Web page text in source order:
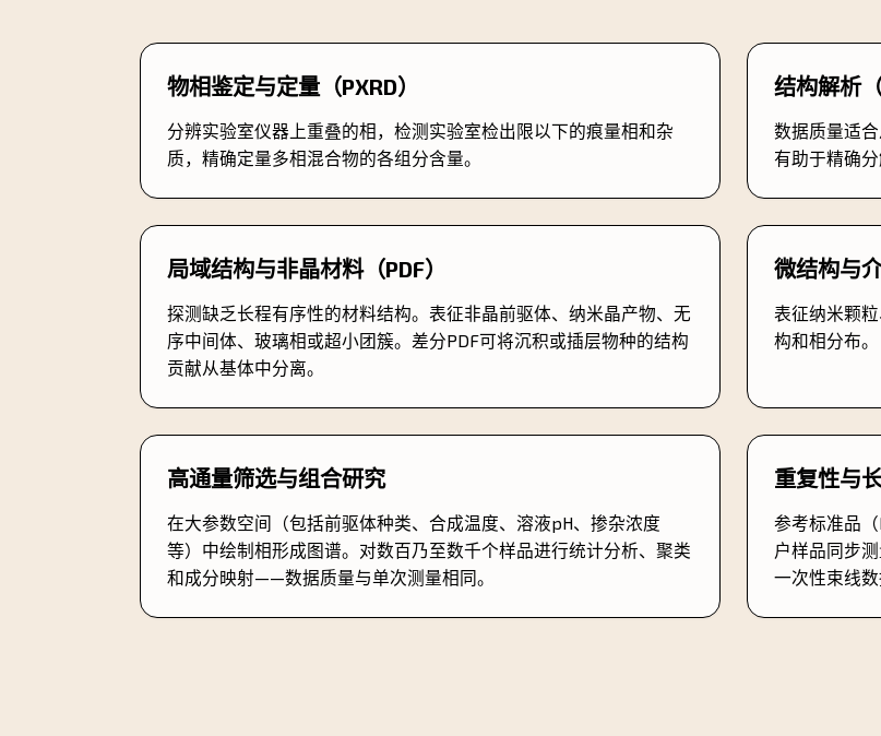
物相鉴定与定量（PXRD）
分辨实验室仪器上重叠的相，检测实验室检出限以下的痕量相和杂
质，精确定量多相混合物的各组分含量。
结构解析（
数据质量适
有助于精确
局域结构与非晶材料（PDF）
探测缺乏长程有序性的材料结构。表征非晶前驱体、纳米晶产物、无
序中间体、玻璃相或超小团簇。差分PDF可将沉积或插层物种的结构
贡献从基体中分离。
微结构与
表征纳米颗
构和相分布。
高通量筛选与组合研究
在大参数空间（包括前驱体种类、合成温度、溶液pH、掺杂浓度
等）中绘制相形成图谱。对数百乃至数千个样品进行统计分析、聚类
和成分映射——数据质量与单次测量相同。
重复性与
参考标准品（
户样品同步
一次性束线